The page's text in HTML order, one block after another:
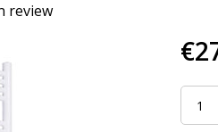
review